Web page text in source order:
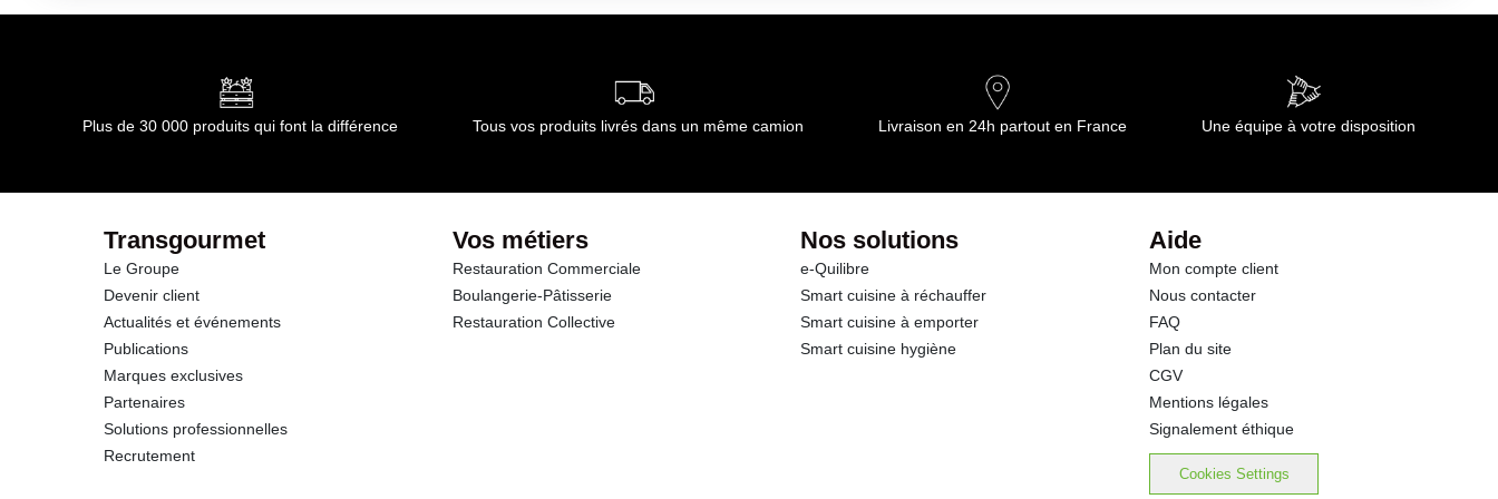
Protéines
Sel
Conditions de stockage après ouverture :En chambre froide réfrigérée ou réfrigérateur (0 à +3°C) : 72h
Plus de 30 000 produits qui font la différence Tous vos produits livrés dans un même camion Livraison en 24h partout en France Une équipe à votre disposition
Transgourmet
Le Groupe
Devenir client
Actualités et événements
Publications
Marques exclusives
Partenaires
Solutions professionnelles
Recrutement
Vos métiers
Restauration Commerciale
Boulangerie-Pâtisserie
Restauration Collective
Nos solutions
e-Quilibre
Smart cuisine à réchauffer
Smart cuisine à emporter
Smart cuisine hygiène
Aide
Mon compte client
Nous contacter
FAQ
Plan du site
CGV
Mentions légales
Signalement éthique
Cookies Settings